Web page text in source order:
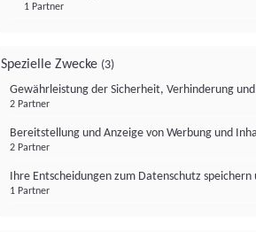
1 Partner
Spezielle Zwecke (3)
Gewährleistung der Sicherheit, Verhinderung
2 Partner
Bereitstellung und Anzeige von Werbung und
2 Partner
Ihre Entscheidungen zum Datenschutz
1 Partner